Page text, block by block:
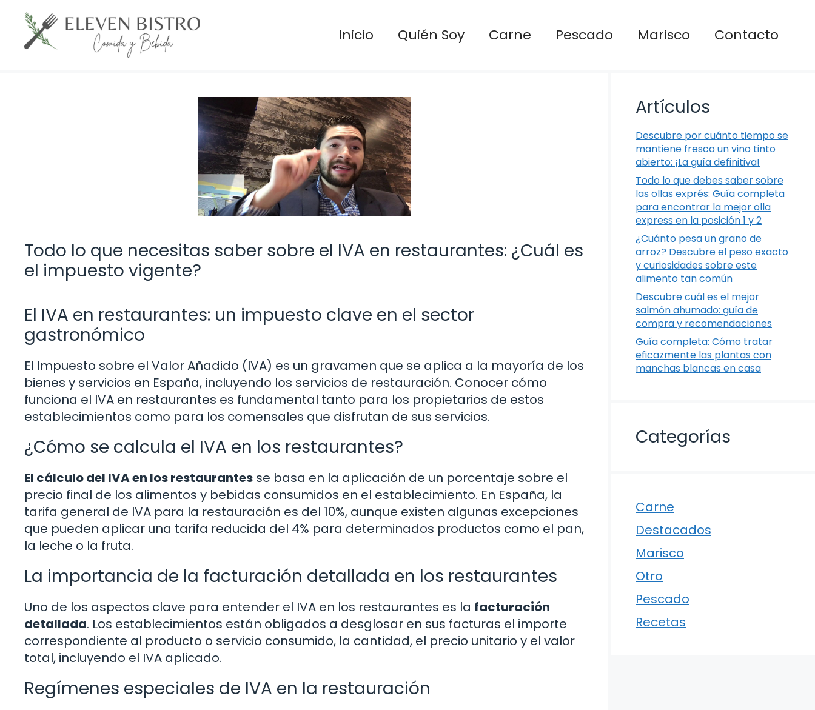
Saltar
contenido
Inicio Quién Soy Carne Pescado Marisco Contacto
Todo lo que necesitas saber sobre el IVA en restaurantes: ¿Cuál es
el impuesto vigente?
El IVA en restaurantes: un impuesto clave en el sector
gastronómico
El Impuesto sobre el Valor Añadido (IVA) es un gravamen que se aplica a la mayoría de los
bienes y servicios en España, incluyendo los servicios de restauración. Conocer cómo
funciona el IVA en restaurantes es fundamental tanto para los propietarios de estos
establecimientos como para los comensales que disfrutan de sus servicios.
¿Cómo se calcula el IVA en los restaurantes?
El cálculo del IVA en los restaurantes se basa en la aplicación de un porcentaje sobre el
precio final de los alimentos y bebidas consumidos en el establecimiento. En España, la
tarifa general de IVA para la restauración es del 10%, aunque existen algunas excepciones
que pueden aplicar una tarifa reducida del 4% para determinados productos como el pan,
la leche o la fruta.
La importancia de la facturación detallada en los restaurantes
Uno de los aspectos clave para entender el IVA en los restaurantes es la facturación
detallada. Los establecimientos están obligados a desglosar en sus facturas el importe
correspondiente al producto o servicio consumido, la cantidad, el precio unitario y el valor
total, incluyendo el IVA aplicado.
Regímenes especiales de IVA en la restauración
Artículos
Descubre por cuánto tiempo se
mantiene fresco un vino tinto
abierto: ¡La guía definitiva!
Todo lo que debes saber sobre
las ollas exprés: Guía completa
para encontrar la mejor olla
express en la posición 1 y 2
¿Cuánto pesa un grano de
arroz? Descubre el peso exacto
y curiosidades sobre este
alimento tan común
Descubre cuál es el mejor
salmón ahumado: guía de
compra y recomendaciones
Guía completa: Cómo tratar
eficazmente las plantas con
manchas blancas en casa
Categorías
Carne
Destacados
Marisco
Otro
Pescado
Recetas